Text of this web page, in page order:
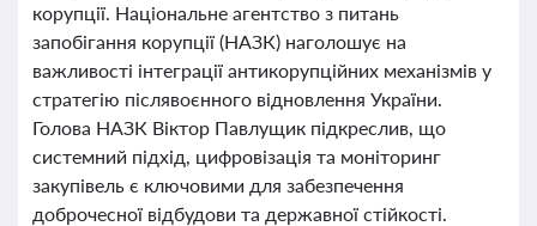
корупції. Національне агентство з питань
запобігання корупції (НАЗК) наголошує на
важливості інтеграції антикорупційних механізмів у
стратегію післявоєнного відновлення України.
Голова НАЗК Віктор Павлущик підкреслив, що
системний підхід, цифровізація та моніторинг
закупівель є ключовими для забезпечення
доброчесної відбудови та державної стійкості.